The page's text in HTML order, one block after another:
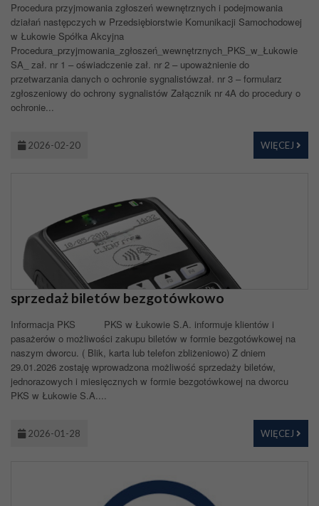
Procedura przyjmowania zgłoszeń wewnętrznych i podejmowania
działań następczych w Przedsiębiorstwie Komunikacji Samochodowej
w Łukowie Spółka Akcyjna
Procedura_przyjmowania_zgłoszeń_wewnętrznych_PKS_w_Łukowie
SA_ zał. nr 1 – oświadczenie zał. nr 2 – upoważnienie do
przetwarzania danych o ochronie sygnalistówzał. nr 3 – formularz
zgłoszeniowy do ochrony sygnalistów Załącznik nr 4A do procedury o
ochronie...
2026-02-20 WIĘCEJ
sprzedaż biletów bezgotówkowo
Informacja PKS PKS w Łukowie S.A. informuje klientów i
pasażerów o możliwości zakupu biletów w formie bezgotówkowej na
naszym dworcu. ( Blik, karta lub telefon zbliżeniowo) Z dniem
29.01.2026 zostaję wprowadzona możliwość sprzedaży biletów,
jednorazowych i miesięcznych w formie bezgotówkowej na dworcu
PKS w Łukowie S.A....
2026-01-28 WIĘCEJ